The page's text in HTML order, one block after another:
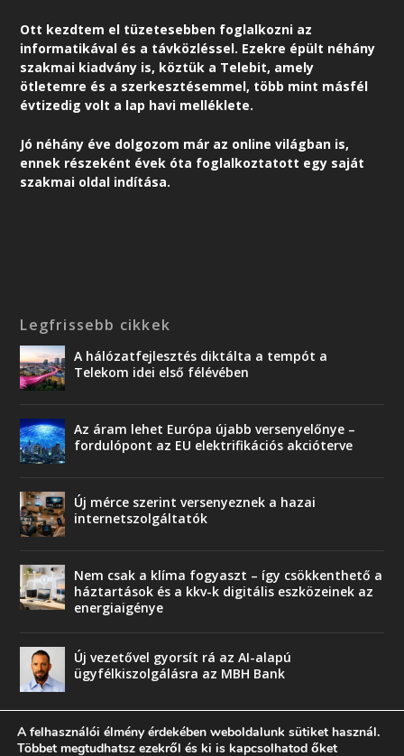
Ott kezdtem el tüzetesebben foglalkozni az
informatikával és a távközléssel. Ezekre épült néhány
szakmai kiadvány is, köztük a Telebit, amely
ötletemre és a szerkesztésemmel, több mint másfél
évtizedig volt a lap havi melléklete.
Jó néhány éve dolgozom már az online világban is,
ennek részeként évek óta foglalkoztatott egy saját
szakmai oldal indítása.
Legfrissebb cikkek
A hálózatfejlesztés diktálta a tempót a
Telekom idei első félévében
Az áram lehet Európa újabb versenyelőnye –
fordulópont az EU elektrifikációs akcióterve
Új mérce szerint versenyeznek a hazai
internetszolgáltatók
Nem csak a klíma fogyaszt – így csökkenthető a
háztartások és a kkv-k digitális eszközeinek az
energiaigénye
Új vezetővel gyorsít rá az AI-alapú
ügyfélkiszolgálásra az MBH Bank
A felhasználói élmény érdekében weboldalunk sütiket használ.
Többet megtudhatsz ezekről és ki is kapcsolhatod őket